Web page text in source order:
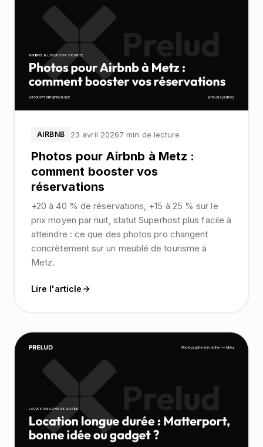
AIRBNB 23 avril 20267 min de lecture
Photos pour Airbnb à Metz :
comment booster vos
réservations
+20 à 40 % de réservations, +15 à 25 % sur le
prix moyen par nuit, statut Superhost plus facile à
atteindre : ce que des photos pro changent
concrètement sur un meublé de tourisme à
Metz.
Lire l'article